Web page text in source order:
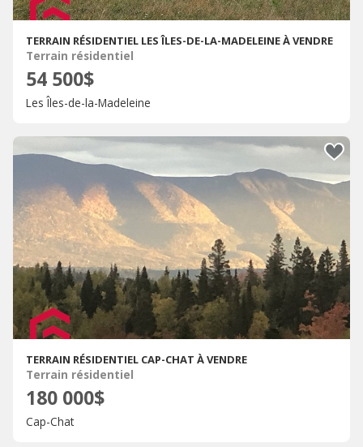
TERRAIN RÉSIDENTIEL LES ÎLES-DE-LA-MADELEINE À VENDRE
Terrain résidentiel
54 500$
Les Îles-de-la-Madeleine
TERRAIN RÉSIDENTIEL CAP-CHAT À VENDRE
Terrain résidentiel
180 000$
Cap-Chat